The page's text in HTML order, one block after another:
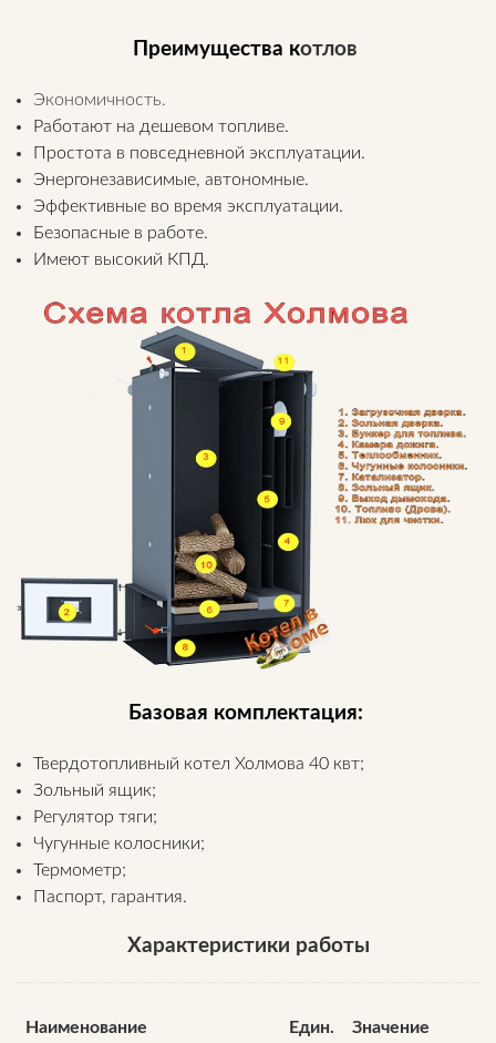
Преимущества котлов
Экономичность.
Работают на дешевом топливе.
Простота в повседневной эксплуатации.
Энергонезависимые, автономные.
Эффективные во время эксплуатации.
Безопасные в работе.
Имеют высокий КПД.
Базовая комплектация:
Твердотопливный котел Холмова 40 квт;
Зольный ящик;
Регулятор тяги;
Чугунные колосники;
Термометр;
Паспорт, гарантия.
Характеристики работы
Наименование Един. Значение